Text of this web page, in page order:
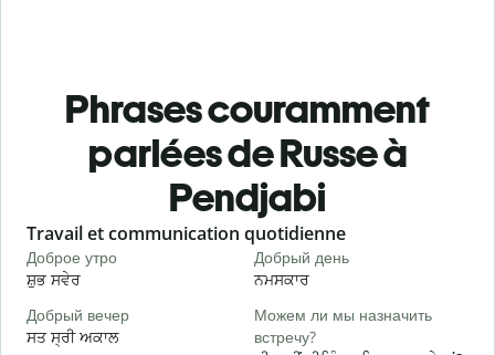
Phrases couramment
parlées de Russe à
Pendjabi
Slide 1 of 6
Travail et communication quotidienne
Доброе утро
ਸ਼ੁਭ ਸਵੇਰ
Добрый день
ਨਮਸਕਾਰ
Добрый вечер
ਸਤ ਸ੍ਰੀ ਅਕਾਲ
Можем ли мы назначить
встречу?